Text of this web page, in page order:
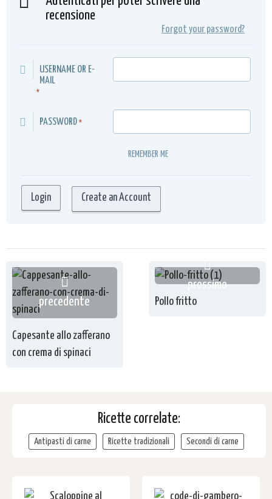
recensione
Forgot your password?
USERNAME OR E-
MAIL
*
PASSWORD *
REMEMBER ME
Create an Account
precedente
Capesante allo zafferano
con crema di spinaci
prossimo
Pollo fritto
Ricette correlate:
Antipasti di carne Ricette tradizionali Secondi di carne